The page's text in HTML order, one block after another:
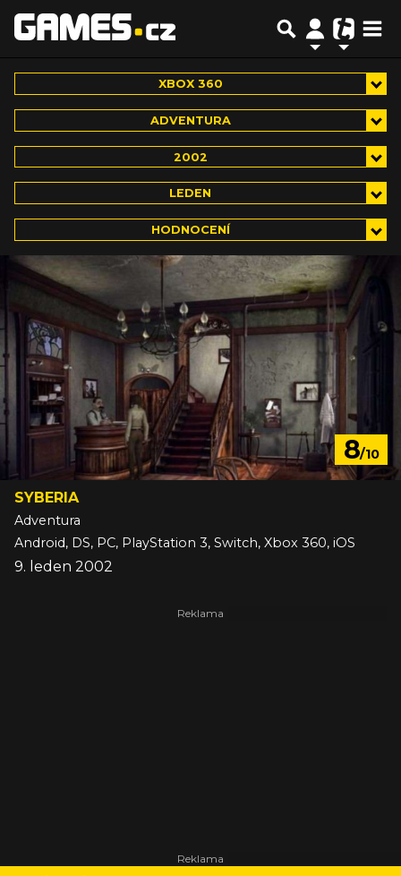
XBOX 360
ADVENTURA
2002
LEDEN
HODNOCENÍ
8/10
SYBERIA
Adventura
Android, DS, PC, PlayStation 3, Switch, Xbox 360, iOS
9. leden 2002